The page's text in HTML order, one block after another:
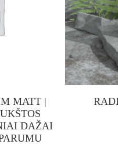
MATT |
DAŽAI